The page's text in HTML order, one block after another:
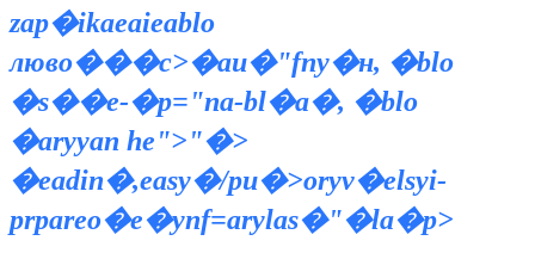
zap�ikaeaieablo
люво���c>�au�"fny�н, �blo
�s��e-�p="na-bl�a�, �blo
�aryyan he">"�>
�eadin�,easy�/pu�>oryv�elsyi-
prpareо�e�ynf=arylas�"�la�p>